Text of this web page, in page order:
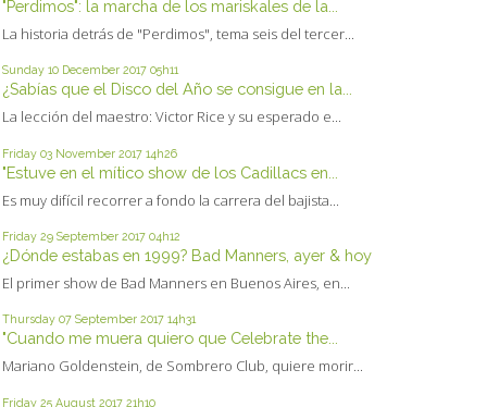
"Perdimos": la marcha de los mariskales de la...
La historia detrás de "Perdimos", tema seis del tercer...
Sunday 10 December 2017 05h11
¿Sabías que el Disco del Año se consigue en la...
La lección del maestro: Victor Rice y su esperado e...
Friday 03 November 2017 14h26
"Estuve en el mítico show de los Cadillacs en...
Es muy difícil recorrer a fondo la carrera del bajista...
Friday 29 September 2017 04h12
¿Dónde estabas en 1999? Bad Manners, ayer & hoy
El primer show de Bad Manners en Buenos Aires, en...
Thursday 07 September 2017 14h31
"Cuando me muera quiero que Celebrate the...
Mariano Goldenstein, de Sombrero Club, quiere morir...
Friday 25 August 2017 21h10